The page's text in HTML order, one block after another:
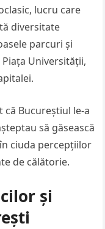
lucru care
diversitate
parcuri și
Universității,
Bucureștiul le-a
să găsească
ciuda percepțiilor
de călătorie.
și